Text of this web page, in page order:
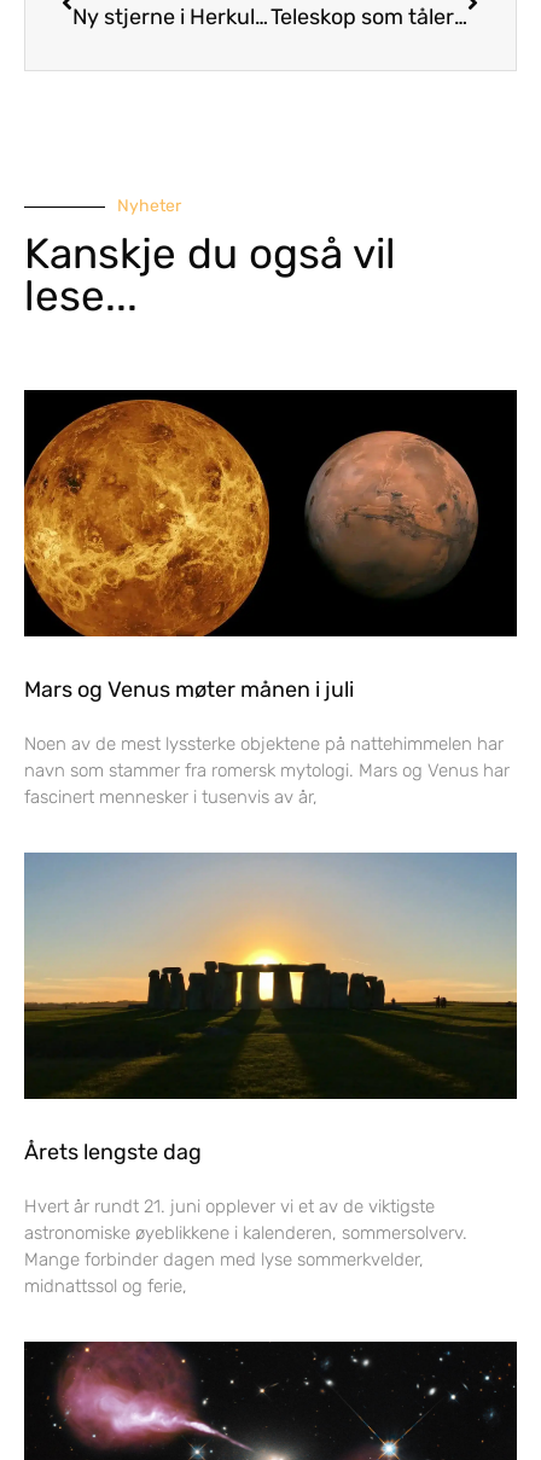
Ny stjerne i Herkules Teleskop som tåler apekatter
Nyheter
Kanskje du også vil
lese...
Mars og Venus møter månen i juli
Noen av de mest lyssterke objektene på nattehimmelen har
navn som stammer fra romersk mytologi. Mars og Venus har
fascinert mennesker i tusenvis av år,
Årets lengste dag
Hvert år rundt 21. juni opplever vi et av de viktigste
astronomiske øyeblikkene i kalenderen, sommersolverv.
Mange forbinder dagen med lyse sommerkvelder,
midnattssol og ferie,